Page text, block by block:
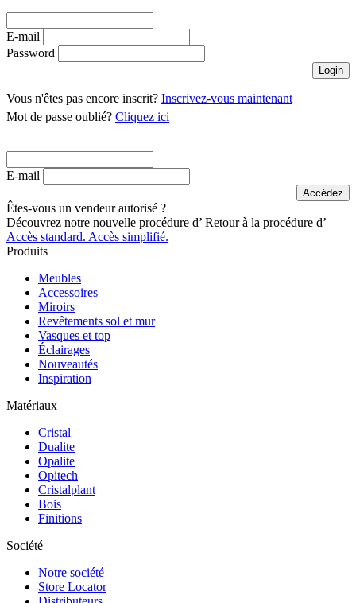
E-mail
Password
Vous n'êtes pas encore inscrit? Inscrivez-vous maintenant
Mot de passe oublié? Cliquez ici
E-mail
Êtes-vous un vendeur autorisé ?
Découvrez notre nouvelle procédure d’ Retour à la procédure d’
Accès standard. Accès simplifié.
Produits
Meubles
Accessoires
Miroirs
Revêtements sol et mur
Vasques et top
Éclairages
Nouveautés
Inspiration
Matériaux
Cristal
Dualite
Opalite
Opitech
Cristalplant
Bois
Finitions
Société
Notre société
Store Locator